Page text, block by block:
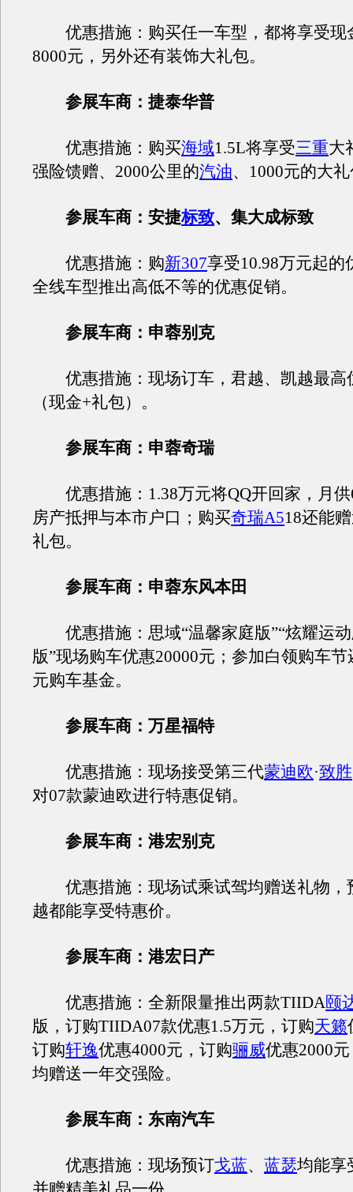
优惠措施：购买任一车型，都将享受现
8000元，另外还有装饰大礼包。
参展车商：捷泰华普
优惠措施：购买海域1.5L将享受三重大
强险馈赠、2000公里的汽油、1000元的大
参展车商：安捷标致、集大成标致
优惠措施：购新307享受10.98万元起的
全线车型推出高低不等的优惠促销。
参展车商：申蓉别克
优惠措施：现场订车，君越、凯越最高
（现金+礼包）。
参展车商：申蓉奇瑞
优惠措施：1.38万元将QQ开回家，月供
房产抵押与本市户口；购买奇瑞A518还能
礼包。
参展车商：申蓉东风本田
优惠措施：思域“温馨家庭版”“炫耀运动
版”现场购车优惠20000元；参加白领购车节
元购车基金。
参展车商：万星福特
优惠措施：现场接受第三代蒙迪欧·致胜
对07款蒙迪欧进行特惠促销。
参展车商：港宏别克
优惠措施：现场试乘试驾均赠送礼物，
越都能享受特惠价。
参展车商：港宏日产
优惠措施：全新限量推出两款TIIDA颐
版，订购TIIDA07款优惠1.5万元，订购天籁
订购轩逸优惠4000元，订购骊威优惠2000
均赠送一年交强险。
参展车商：东南汽车
优惠措施：现场预订戈蓝、 蓝瑟均能享